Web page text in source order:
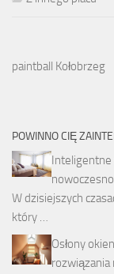
paintball Kołobrzeg
POWINNO CIĘ
Inteligentne
W dzisiejszych
który …
Osłony
rozwiązania